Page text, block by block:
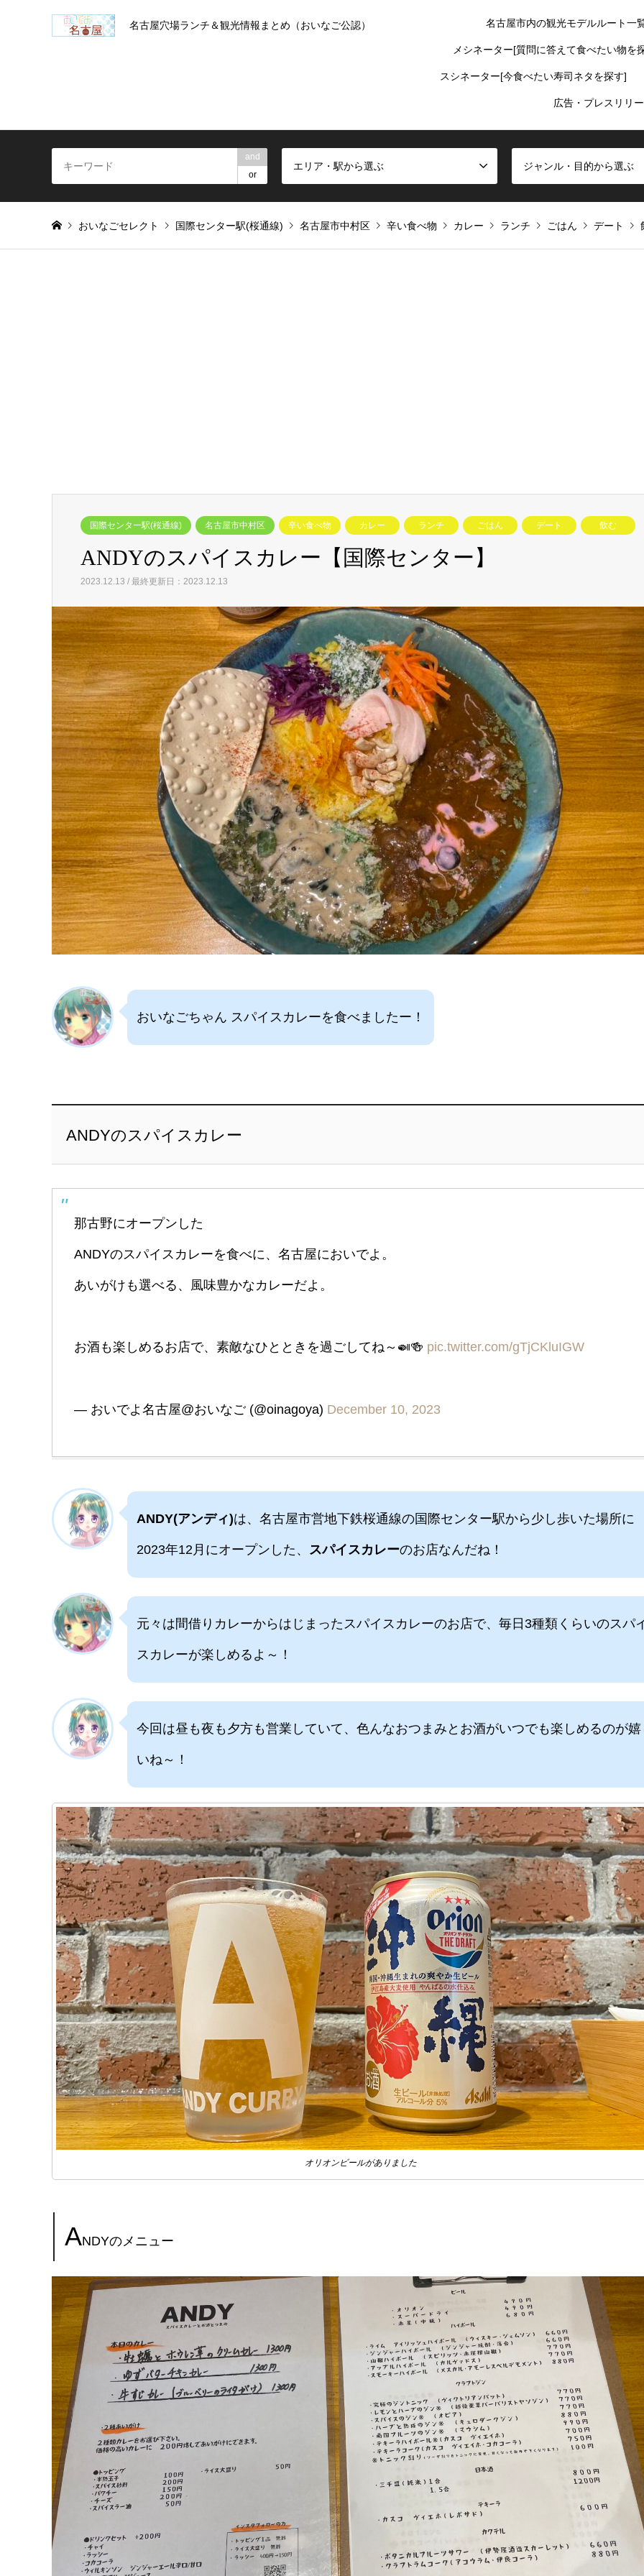
名古屋穴場ランチ＆観光情報まとめ（おいなご公認） 名古屋市内の観光モデルルート一
メシネーター[質問に答えて食べたい物を
スシネーター[今食べたい寿司ネタを探す]
広告・プレスリリ
and
or
エリア・駅から選ぶ ジャンル・目的から選ぶ
おいなごセレクト 国際センター駅(桜通線) 名古屋市中村区 辛い食べ物 カレー ランチ ごはん デート
国際センター駅(桜通線) 名古屋市中村区 辛い食べ物 カレー ランチ ごはん デート 飲む
ANDYのスパイスカレー【国際センター】
2023.12.13 / 最終更新日：2023.12.13
おいなごちゃん スパイスカレーを食べましたー！
ANDYのスパイスカレー
那古野にオープンした
ANDYのスパイスカレーを食べに、名古屋においでよ。
あいがけも選べる、風味豊かなカレーだよ。
お酒も楽しめるお店で、素敵なひとときを過ごしてね～🍛🍻 pic.twitter.com/gTjCKluIGW
— おいでよ名古屋@おいなご (@oinagoya) December 10, 2023
ANDY(アンディ)は、名古屋市営地下鉄桜通線の国際センター駅から少し歩いた場所に
2023年12月にオープンした、 スパイスカレーのお店なんだね！
元々は間借りカレーからはじまったスパイスカレーのお店で、毎日3種類くらいのスパ
スカレーが楽しめるよ～！
今回は昼も夜も夕方も営業していて、色んなおつまみとお酒がいつでも楽しめるのが嬉
いね～！
オリオンビールがありました
ANDYのメニュー